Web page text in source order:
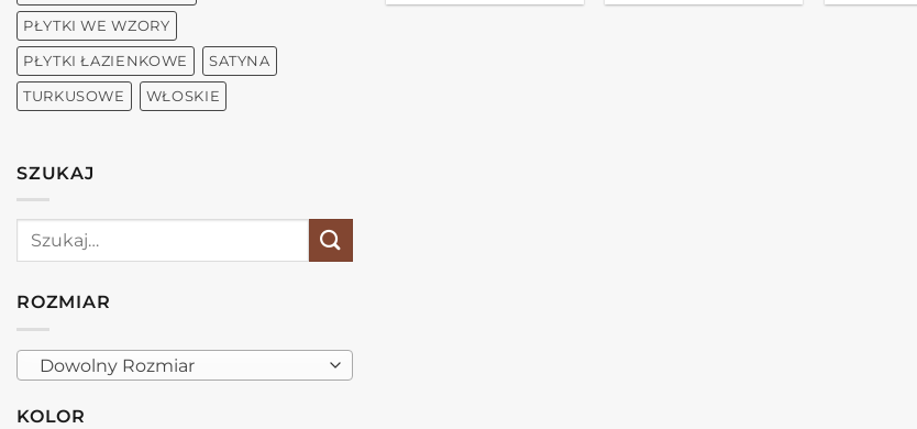
PŁYTKI WE WZORY
PŁYTKI ŁAZIENKOWE SATYNA
TURKUSOWE WŁOSKIE
SZUKAJ
Szukaj:
ROZMIAR
Dowolny Rozmiar
KOLOR